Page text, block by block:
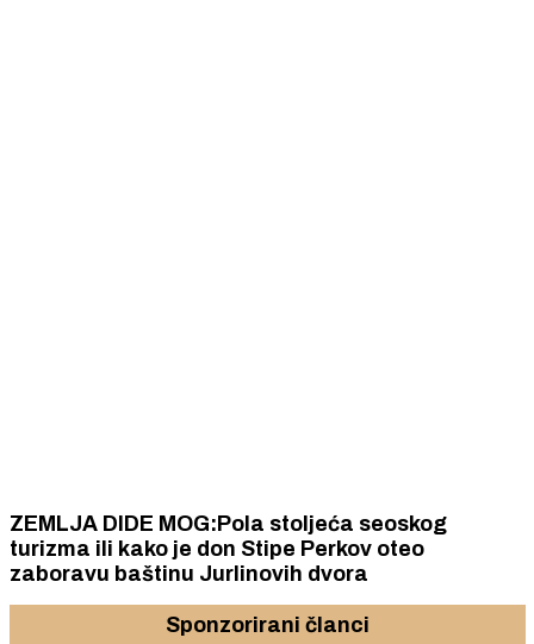
ZEMLJA DIDE MOG:Pola stoljeća seoskog
turizma ili kako je don Stipe Perkov oteo
zaboravu baštinu Jurlinovih dvora
Sponzorirani članci